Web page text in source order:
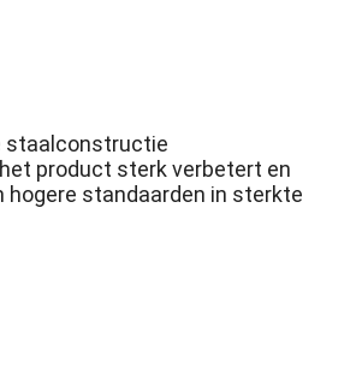
staalconstructie
product sterk verbetert en
standaarden in sterkte